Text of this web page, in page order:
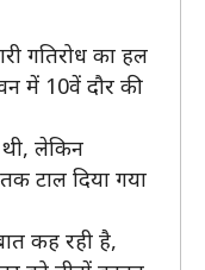
गतिरोध का हल
में 10वें दौर की
लेकिन
टाल दिया गया
कह रही है,